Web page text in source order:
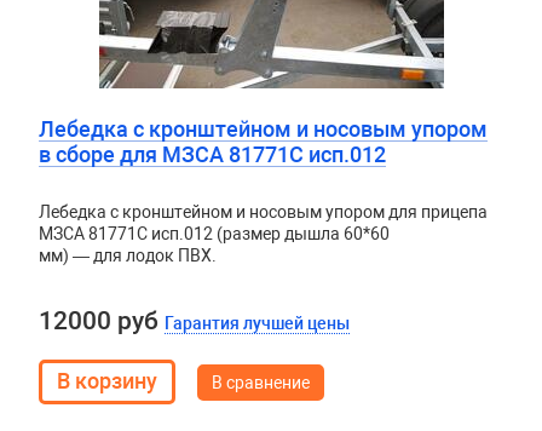
Лебедка с кронштейном и носовым упором
в сборе для МЗСА 81771С исп.012
Лебедка с кронштейном и носовым упором для прицепа
МЗСА 81771C исп.012 (размер дышла 60*60
мм) — для лодок ПВХ.
12000 руб Гарантия лучшей цены
В сравнение